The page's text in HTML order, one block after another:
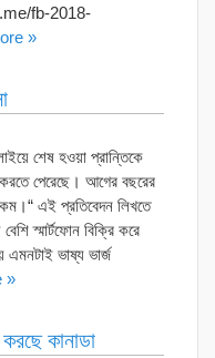
fb-2018-
»
শেষ হওয়া প্রান্তিকে
পেরেছে। আগের বছরের
এই প্রতিবেদন লিখতে
স্মার্টফোন বিক্রি করে
এমনটাই ভাষ্য ভার্জ
»
কানাডা